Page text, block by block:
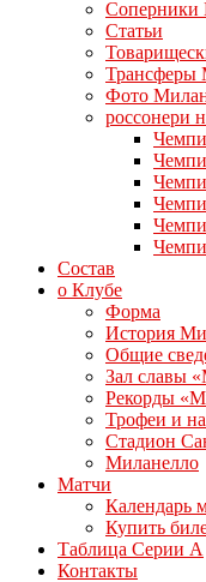
Соперники
Статьи
Трансферы
Фото
россонери
Состав
о Клубе
Форма
История
Общие
Зал славы
Рекорды
Трофеи и
Стадион
Миланелло
Матчи
Календарь
Купить
Таблица Серии А
Контакты